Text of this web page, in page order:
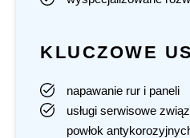
KLUCZOWE
napawanie rur i paneli
usługi serwisowe
powłok